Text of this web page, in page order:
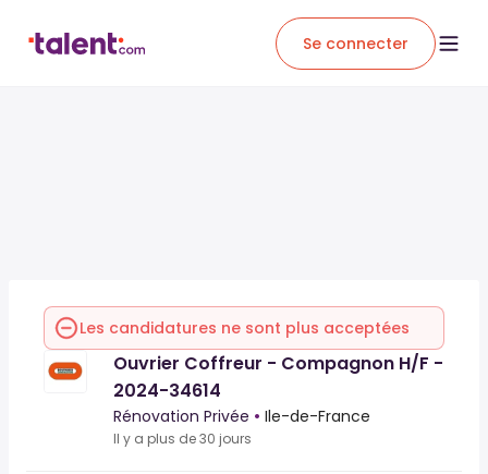
Se connecter
Les candidatures ne sont plus acceptées
Ouvrier Coffreur - Compagnon H/F -
2024-34614
Rénovation Privée • Ile-de-France
Il y a plus de 30 jours